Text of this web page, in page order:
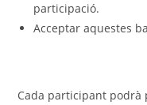
participació.
Acceptar aquestes
Cada participant